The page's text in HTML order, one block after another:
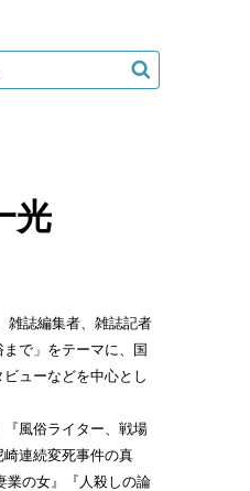
光
雑誌編集者、雑誌記者
で」をテーマに、国
ューなどを中心とし
風俗ライター、戦場
連続変死事件の真
業の女』『人殺しの論